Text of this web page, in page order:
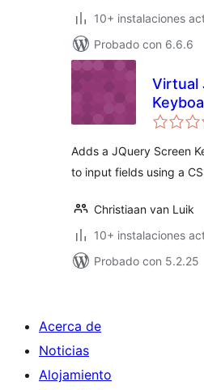
10+ instalaciones
Probado con 6.6.6
Virtual
Adds a JQuery Screen
to input fields using a
Christiaan van Luik
10+ instalaciones
Probado con 5.2.25
Acerca de
Noticias
Alojamiento